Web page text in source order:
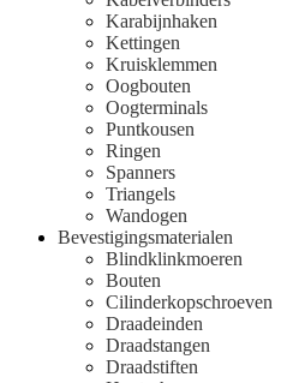
Karabijnhaken
Kettingen
Kruisklemmen
Oogbouten
Oogterminals
Puntkousen
Ringen
Spanners
Triangels
Wandogen
Bevestigingsmaterialen
Blindklinkmoeren
Bouten
Cilinderkopschroeven
Draadeinden
Draadstangen
Draadstiften